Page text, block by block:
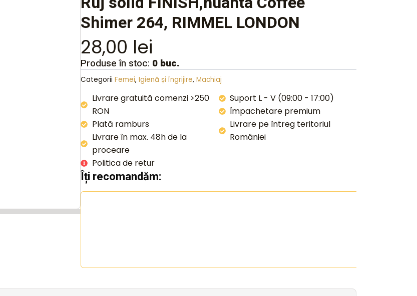
Shimer 264, RIMMEL LONDON
28,00 lei
Produse în stoc: 0 buc.
Categorii Femei, Igienă și îngrijire, Machiaj
Livrare gratuită comenzi >250
RON
Plată ramburs
Livrare în max. 48h de la
proceare
Suport L - V (09:00 - 17:00)
Împachetare premium
Livrare pe întreg teritoriul
României
Politica de retur
Îți recomandăm: